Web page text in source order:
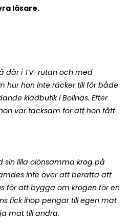
läsare.
där i TV-rutan och med
hur hon inte räcker till för både
klädbutik i Bollnäs. Efter
var tacksam för att hon fått
sin lilla olönsamma krog på
inte över att berätta att
för att bygga om krogen för en
fick ihop pengar till egen mat
mat till andra.